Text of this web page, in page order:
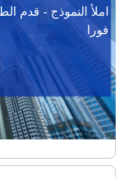
املأ النموذج - قدم
فورا